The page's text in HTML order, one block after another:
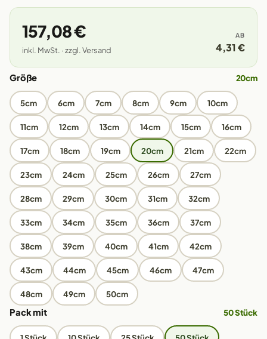
157,08 €
inkl. MwSt. · zzgl. Versand
AB
4,31 €
Größe 20cm
5cm 6cm 7cm 8cm 9cm 10cm
11cm 12cm 13cm 14cm 15cm 16cm
17cm 18cm 19cm 20cm 21cm 22cm
23cm 24cm 25cm 26cm 27cm
28cm 29cm 30cm 31cm 32cm
33cm 34cm 35cm 36cm 37cm
38cm 39cm 40cm 41cm 42cm
43cm 44cm 45cm 46cm 47cm
48cm 49cm 50cm
Pack mit 50 Stück